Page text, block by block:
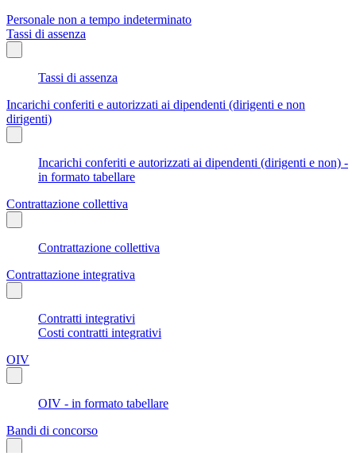
Personale non a tempo indeterminato
Tassi di assenza
Tassi di assenza
Incarichi conferiti e autorizzati ai dipendenti (dirigenti e non
dirigenti)
Incarichi conferiti e autorizzati ai dipendenti (dirigenti e non) -
in formato tabellare
Contrattazione collettiva
Contrattazione collettiva
Contrattazione integrativa
Contratti integrativi
Costi contratti integrativi
OIV
OIV - in formato tabellare
Bandi di concorso